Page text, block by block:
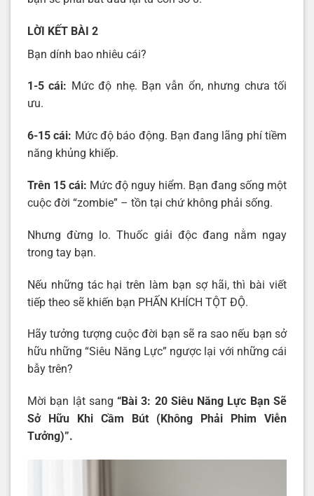
LỜI KẾT BÀI 2
Bạn dính bao nhiêu cái?
1-5 cái: Mức độ nhẹ. Bạn vẫn ổn, nhưng chưa tối
ưu.
6-15 cái: Mức độ báo động. Bạn đang lãng phí tiềm
năng khủng khiếp.
Trên 15 cái: Mức độ nguy hiểm. Bạn đang sống một
cuộc đời “zombie” – tồn tại chứ không phải sống.
Nhưng đừng lo. Thuốc giải độc đang nằm ngay
trong tay bạn.
Nếu những tác hại trên làm bạn sợ hãi, thì bài viết
tiếp theo sẽ khiến bạn PHẤN KHÍCH TỘT ĐỘ.
Hãy tưởng tượng cuộc đời bạn sẽ ra sao nếu bạn sở
hữu những “Siêu Năng Lực” ngược lại với những cái
bẫy trên?
Mời bạn lật sang“Bài 3: 20 Siêu Năng Lực Bạn Sẽ
Sở Hữu Khi Cầm Bút (Không Phải Phim Viễn
Tưởng)”.